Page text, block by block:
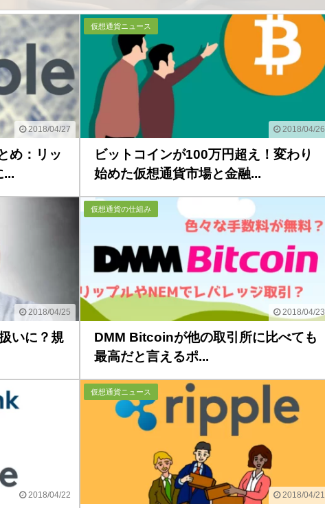
2018/04/27
め：リッ
...
2018/04/26
仮想通貨ニュース
ビットコインが100万円超え！変わり
始めた仮想通貨市場と金融...
2018/04/25
いに？規
2018/04/23
仮想通貨の仕組み
DMM Bitcoinが他の取引所に比べても
最高だと言えるポ...
2018/04/22 2018/04/21
仮想通貨ニュース